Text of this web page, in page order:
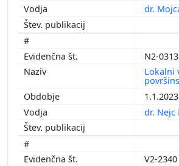
dr.
N2-0313
Lokalni
dr. Nejc
V2-2340